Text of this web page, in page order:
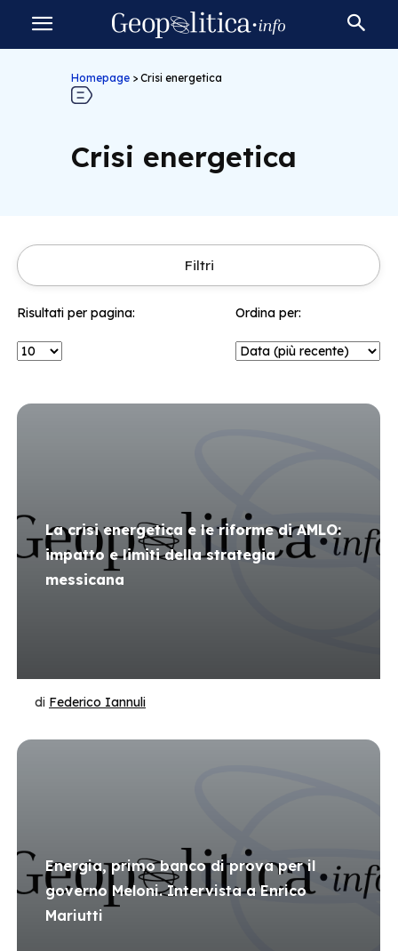
Homepage > Crisi energetica
Crisi energetica
Filtri
Risultati per pagina: Ordina per:
La crisi energetica e le riforme di AMLO:
impatto e limiti della strategia
messicana
di Federico Iannuli
Energia, primo banco di prova per il
governo Meloni. Intervista a Enrico
Mariutti